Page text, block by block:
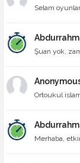
Selam
Şuan yok,
Ortoukul
Merhaba,